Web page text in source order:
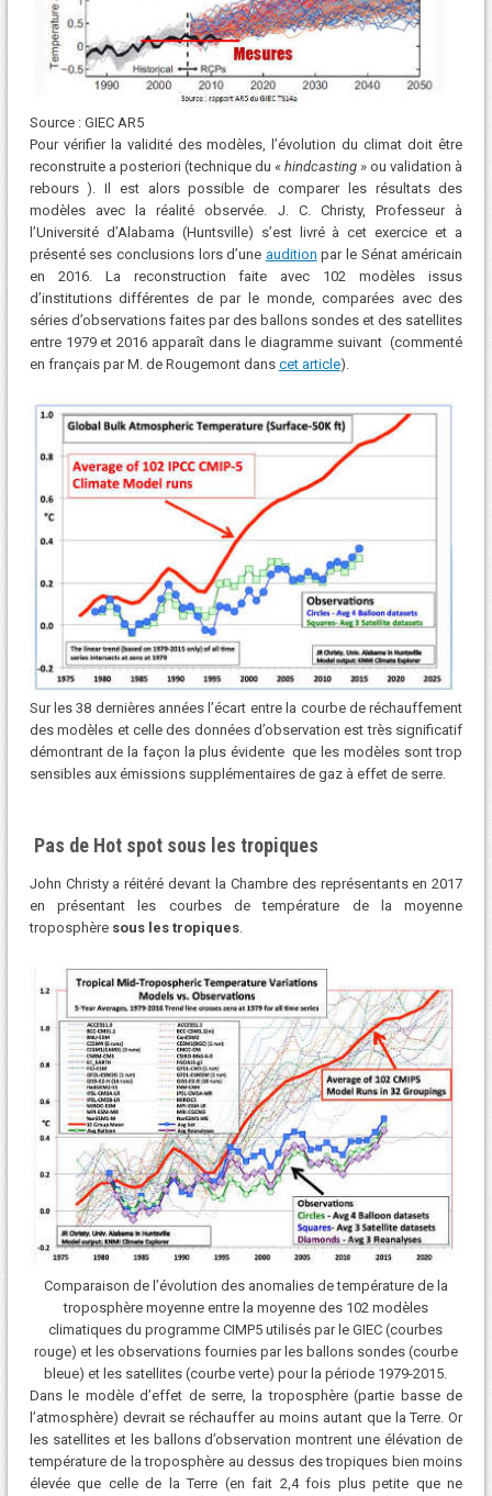
Source : GIEC AR5
Pour vérifier la validité des modèles, l’évolution du climat doit être
reconstruite a posteriori (technique du «hindcasting » ou validation à
rebours ). Il est alors possible de comparer les résultats des
modèles avec la réalité observée. J. C. Christy, Professeur à
l’Université d’Alabama (Huntsville) s’est livré à cet exercice et a
présenté ses conclusions lors d’une audition par le Sénat américain
en 2016. La reconstruction faite avec 102 modèles issus
d’institutions différentes de par le monde, comparées avec des
séries d’observations faites par des ballons sondes et des satellites
entre 1979 et 2016 apparaît dans le diagramme suivant (commenté
en français par M. de Rougemont dans cet article).
Sur les 38 dernières années l’écart entre la courbe de réchauffement
des modèles et celle des données d’observation est très significatif
démontrant de la façon la plus évidente que les modèles sont trop
sensibles aux émissions supplémentaires de gaz à effet de serre.
Pas de Hot spot sous les tropiques
John Christy a réitéré devant la Chambre des représentants en 2017
en présentant les courbes de température de la moyenne
troposphère sous les tropiques.
Comparaison de l’évolution des anomalies de température de la
troposphère moyenne entre la moyenne des 102 modèles
climatiques du programme CIMP5 utilisés par le GIEC (courbes
rouge) et les observations fournies par les ballons sondes (courbe
bleue) et les satellites (courbe verte) pour la période 1979-2015.
Dans le modèle d’effet de serre, la troposphère (partie basse de
l’atmosphère) devrait se réchauffer au moins autant que la Terre. Or
les satellites et les ballons d’observation montrent une élévation de
température de la troposphère au dessus des tropiques bien moins
élevée que celle de la Terre (en fait 2,4 fois plus petite que ne